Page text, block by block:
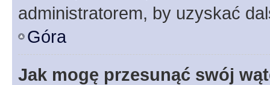
administratorem, by uzyskać
Góra
Jak mogę przesunąć swój